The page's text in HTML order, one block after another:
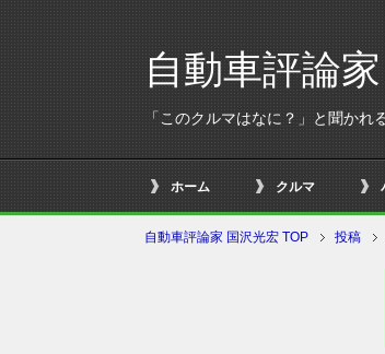
自動車評論
「このクルマはなに？」と聞か
ホーム クルマ
自動車評論家 国沢光宏 TOP 投稿